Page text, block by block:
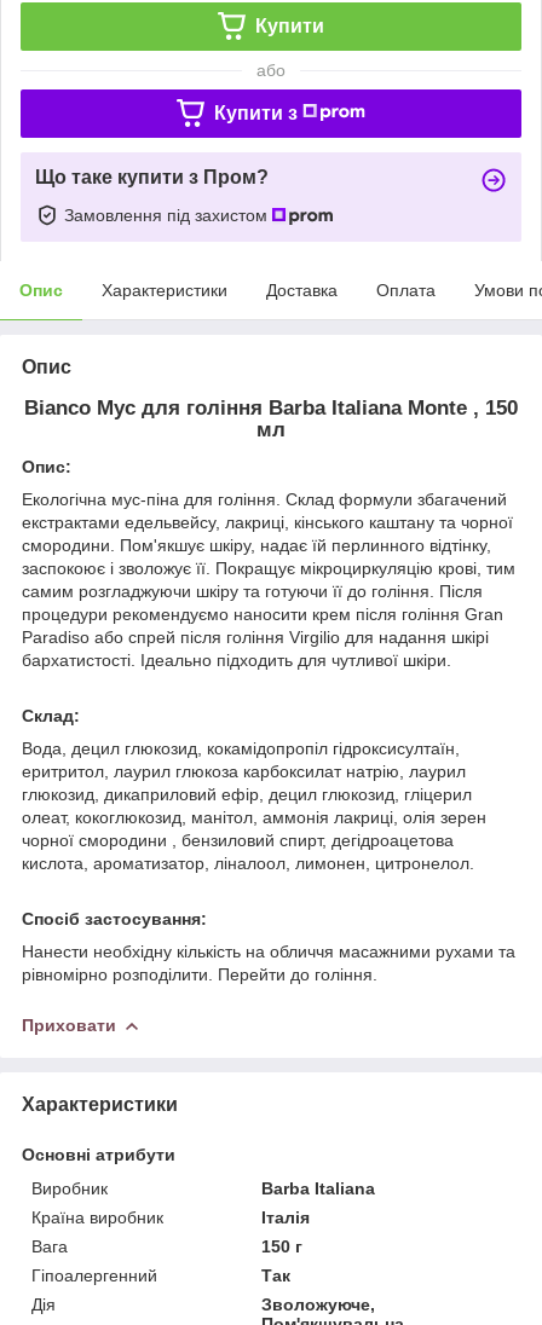
Купити
або
Купити з
Що таке купити з Пром?
Замовлення під захистом
Опис Характеристики Доставка Оплата Умови
Опис
Bianco Мус для гоління Barba Italiana Monte , 150
мл
Опис:
Екологічна мус-піна для гоління. Склад формули збагачений
екстрактами едельвейсу, лакриці, кінського каштану та чорної
смородини. Пом'якшує шкіру, надає їй перлинного відтінку,
заспокоює і зволожує її. Покращує мікроциркуляцію крові, тим
самим розгладжуючи шкіру та готуючи її до гоління. Після
процедури рекомендуємо наносити крем після гоління Gran
Paradiso або спрей після гоління Virgilio для надання шкірі
бархатистості. Ідеально підходить для чутливої шкіри.
Склад:
Вода, децил глюкозид, кокамідопропіл гідроксисултаїн,
еритритол, лаурил глюкоза карбоксилат натрію, лаурил
глюкозид, дикаприловий ефір, децил глюкозид, гліцерил
олеат, кокоглюкозид, манітол, аммонія лакриці, олія зерен
чорної смородини , бензиловий спирт, дегідроацетова
кислота, ароматизатор, ліналоол, лимонен, цитронелол.
Спосіб застосування:
Нанести необхідну кількість на обличчя масажними рухами та
рівномірно розподілити. Перейти до гоління.
Приховати
Характеристики
Основні атрибути
Виробник
Barba Italiana
Країна виробник
Італія
Вага
150 г
Гіпоалергенний
Так
Дія
Зволожуюче,